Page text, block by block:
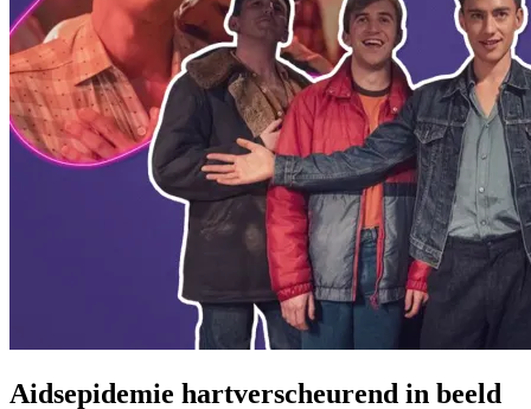
Aidsepidemie hartverscheurend in beeld